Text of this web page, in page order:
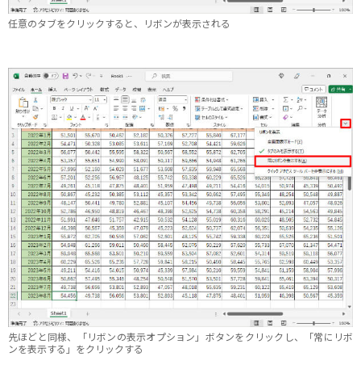
任意のタブをクリックすると、リボンが表示される
先ほどと同様、「リボンの表示オプション」ボタンをクリックし、「常にリボ
ンを表示する」をクリックする